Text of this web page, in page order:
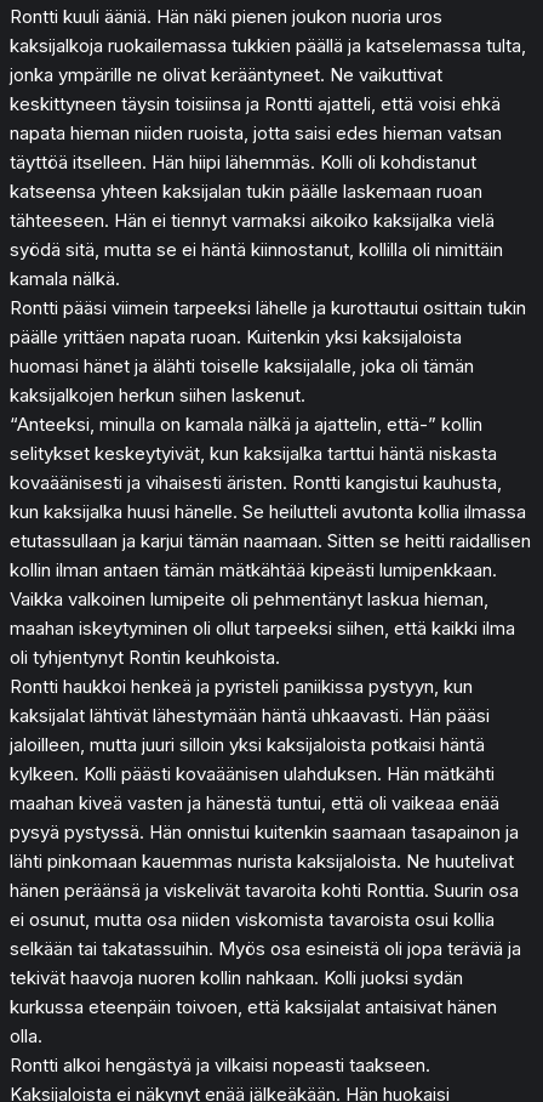
Rontti kuuli ääniä. Hän näki pienen joukon nuoria uros
kaksijalkoja ruokailemassa tukkien päällä ja katselemassa tulta,
jonka ympärille ne olivat kerääntyneet. Ne vaikuttivat
keskittyneen täysin toisiinsa ja Rontti ajatteli, että voisi ehkä
napata hieman niiden ruoista, jotta saisi edes hieman vatsan
täyttöä itselleen. Hän hiipi lähemmäs. Kolli oli kohdistanut
katseensa yhteen kaksijalan tukin päälle laskemaan ruoan
tähteeseen. Hän ei tiennyt varmaksi aikoiko kaksijalka vielä
syödä sitä, mutta se ei häntä kiinnostanut, kollilla oli nimittäin
kamala nälkä.
Rontti pääsi viimein tarpeeksi lähelle ja kurottautui osittain tukin
päälle yrittäen napata ruoan. Kuitenkin yksi kaksijaloista
huomasi hänet ja älähti toiselle kaksijalalle, joka oli tämän
kaksijalkojen herkun siihen laskenut.
“Anteeksi, minulla on kamala nälkä ja ajattelin, että-” kollin
selitykset keskeytyivät, kun kaksijalka tarttui häntä niskasta
kovaäänisesti ja vihaisesti äristen. Rontti kangistui kauhusta,
kun kaksijalka huusi hänelle. Se heilutteli avutonta kollia ilmassa
etutassullaan ja karjui tämän naamaan. Sitten se heitti raidallisen
kollin ilman antaen tämän mätkähtää kipeästi lumipenkkaan.
Vaikka valkoinen lumipeite oli pehmentänyt laskua hieman,
maahan iskeytyminen oli ollut tarpeeksi siihen, että kaikki ilma
oli tyhjentynyt Rontin keuhkoista.
Rontti haukkoi henkeä ja pyristeli paniikissa pystyyn, kun
kaksijalat lähtivät lähestymään häntä uhkaavasti. Hän pääsi
jaloilleen, mutta juuri silloin yksi kaksijaloista potkaisi häntä
kylkeen. Kolli päästi kovaäänisen ulahduksen. Hän mätkähti
maahan kiveä vasten ja hänestä tuntui, että oli vaikeaa enää
pysyä pystyssä. Hän onnistui kuitenkin saamaan tasapainon ja
lähti pinkomaan kauemmas nurista kaksijaloista. Ne huutelivat
hänen peräänsä ja viskelivät tavaroita kohti Ronttia. Suurin osa
ei osunut, mutta osa niiden viskomista tavaroista osui kollia
selkään tai takatassuihin. Myös osa esineistä oli jopa teräviä ja
tekivät haavoja nuoren kollin nahkaan. Kolli juoksi sydän
kurkussa eteenpäin toivoen, että kaksijalat antaisivat hänen
olla.
Rontti alkoi hengästyä ja vilkaisi nopeasti taakseen.
Kaksijaloista ei näkynyt enää jälkeäkään. Hän huokaisi